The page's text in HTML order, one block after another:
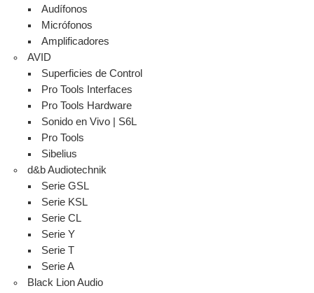
Audífonos
Micrófonos
Amplificadores
AVID
Superficies de Control
Pro Tools Interfaces
Pro Tools Hardware
Sonido en Vivo | S6L
Pro Tools
Sibelius
d&b Audiotechnik
Serie GSL
Serie KSL
Serie CL
Serie Y
Serie T
Serie A
Black Lion Audio